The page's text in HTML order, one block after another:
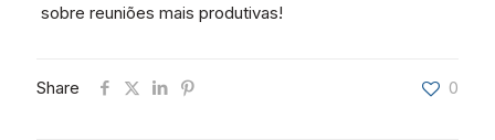
sobre reuniões mais produtivas!
Share 0